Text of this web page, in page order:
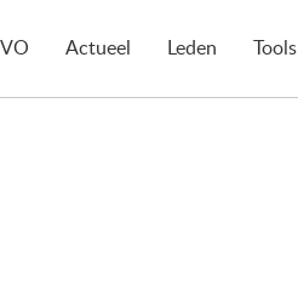
Actueel Leden Tools